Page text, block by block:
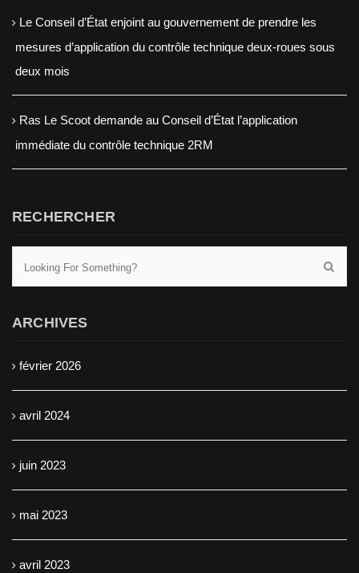
Le Conseil d’État enjoint au gouvernement de prendre les
mesures d’application du contrôle technique deux-roues sous
deux mois
Ras Le Scoot demande au Conseil d’État l’application
immédiate du contrôle technique 2RM
RECHERCHER
ARCHIVES
février 2026
avril 2024
juin 2023
mai 2023
avril 2023